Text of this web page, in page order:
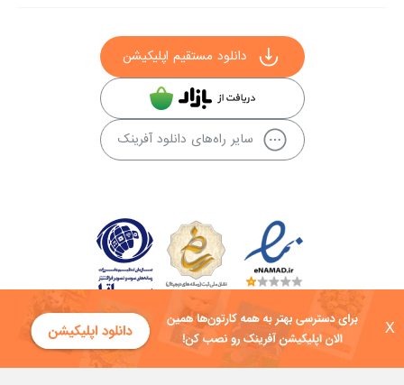
X
دانلود مستقیم اپلیکیشن
سایر راه‌های دانلود آفرینک
کلیه حقوق این سایت به شرکت توسعه فناوی هفت آسمان توکان تعلق دارد و